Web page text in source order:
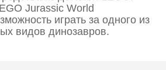
Jurassic World
играть за одного из
видов динозавров.